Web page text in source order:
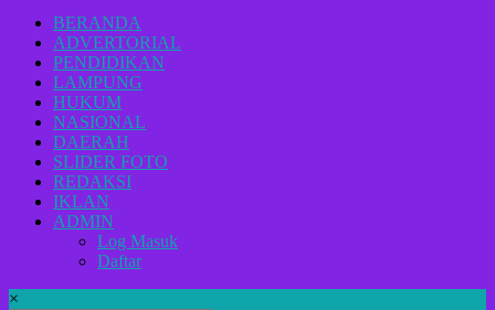
Menyikap
Berita,Terpercaya
Dan
Tegas
BERANDA
ADVERTORIAL
PENDIDIKAN
LAMPUNG
HUKUM
NASIONAL
DAERAH
SLIDER FOTO
REDAKSI
IKLAN
ADMIN
Log Masuk
Daftar
×